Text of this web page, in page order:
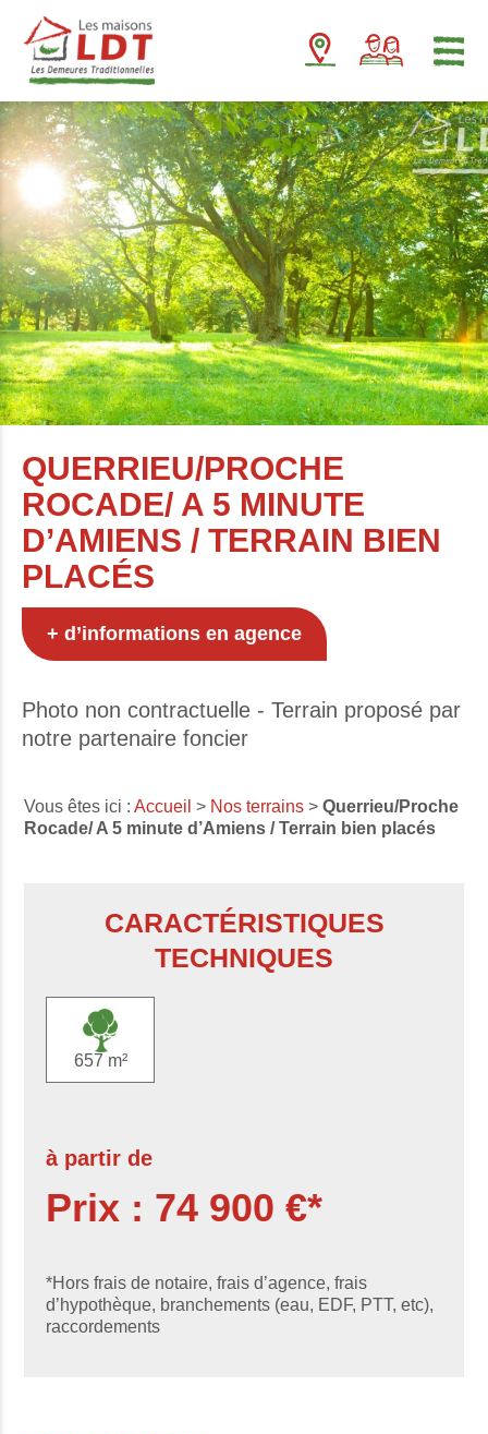
QUERRIEU/PROCHE
ROCADE/ A 5 MINUTE
D’AMIENS / TERRAIN BIEN
PLACÉS
+ d’informations en agence
Photo non contractuelle - Terrain proposé par
notre partenaire foncier
Vous êtes ici :Accueil > Nos terrains >Querrieu/Proche
Rocade/ A 5 minute d’Amiens / Terrain bien placés
CARACTÉRISTIQUES
TECHNIQUES
657 m²
à partir de
Prix : 74 900 €*
*Hors frais de notaire, frais d’agence, frais
d’hypothèque, branchements (eau, EDF, PTT, etc),
raccordements